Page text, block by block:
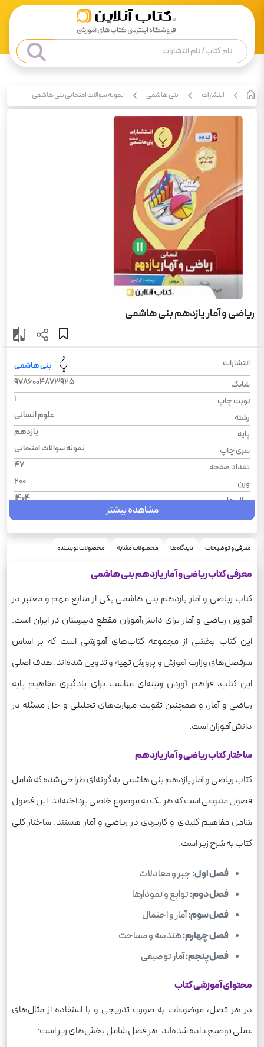
انتشارات بنی هاشمی نمونه سوالات امتحانی بنی هاشمی
ریاضی و آمار یازدهم بنی هاشمی
انتشارات
بنی هاشمی
شابک
9786004873925
نوبت چاپ
1
رشته
علوم انسانی
پایه
یازدهم
سری چاپ
نمونه سوالات امتحانی
تعداد صفحه
47
وزن
200
سال چاپ
1404
قطع
رحلی
درس
مشاهده بیشتر
معرفی و توضیحات دیدگاه‌ها محصولات مشابه محصولات نویسنده
معرفی کتاب ریاضی و آمار یازدهم بنی هاشمی
کتاب ریاضی و آمار یازدهم بنی هاشمی یکی از منابع مهم و معتبر در
آموزش ریاضی و آمار برای دانش‌آموزان مقطع دبیرستان در ایران است.
این کتاب بخشی از مجموعه کتاب‌های آموزشی است که بر اساس
سرفصل‌های وزارت آموزش و پرورش تهیه و تدوین شده‌اند. هدف اصلی
این کتاب، فراهم آوردن زمینه‌ای مناسب برای یادگیری مفاهیم پایه
ریاضی و آمار، و همچنین تقویت مهارت‌های تحلیلی و حل مسئله در
دانش‌آموزان است.
ساختار کتاب ریاضی و آمار یازدهم
کتاب ریاضی و آمار یازدهم بنی هاشمی به گونه‌ای طراحی شده که شامل
فصول متنوعی است که هر یک به موضوع خاصی پرداخته‌اند. این فصول
شامل مفاهیم کلیدی و کاربردی در ریاضی و آمار هستند. ساختار کلی
کتاب به شرح زیر است:
فصل اول:جبر و معادلات
فصل دوم:توابع و نمودارها
فصل سوم:آمار و احتمال
فصل چهارم:هندسه و مساحت
فصل پنجم:آمار توصیفی
محتوای آموزشی کتاب
در هر فصل، موضوعات به صورت تدریجی و با استفاده از مثال‌های
عملی توضیح داده شده‌اند. هر فصل شامل بخش‌های زیر است: